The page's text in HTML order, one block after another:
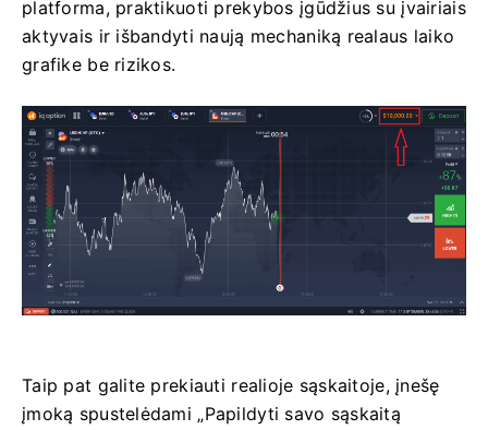
platforma, praktikuoti prekybos įgūdžius su įvairiais
aktyvais ir išbandyti naują mechaniką realaus laiko
grafike be rizikos.
Taip pat galite prekiauti realioje sąskaitoje, įnešę
įmoką spustelėdami „Papildyti savo sąskaitą